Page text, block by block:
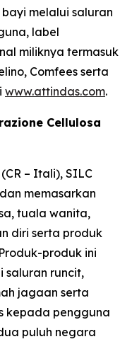
melalui saluran
label
miliknya termasuk
Comfees serta
www.attindas.com.
Cellulosa
– Itali), SILC
memasarkan
tuala wanita,
diri serta produk
produk ini
saluran runcit,
jagaan serta
kepada pengguna
puluh negara